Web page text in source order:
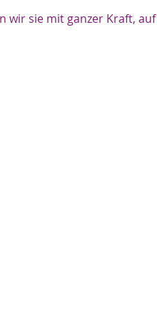
wir sie mit ganzer Kraft, auf